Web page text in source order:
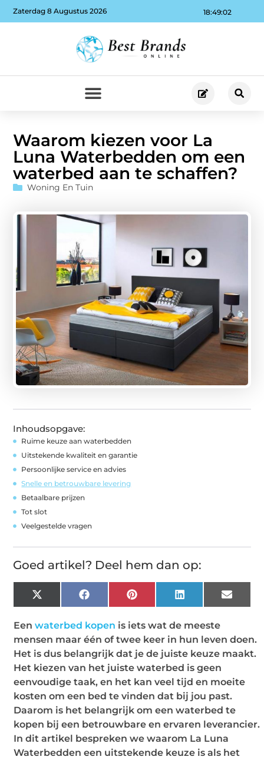
18:49:03
Zaterdag 8 Augustus 2026
Waarom kiezen voor La
Luna Waterbedden om een
waterbed aan te schaffen?
Woning En Tuin
Inhoudsopgave:
Ruime keuze aan waterbedden
Uitstekende kwaliteit en garantie
Persoonlijke service en advies
Snelle en betrouwbare levering
Betaalbare prijzen
Tot slot
Veelgestelde vragen
Goed artikel? Deel hem dan op:
X
(Twitter)
FacebookPinterest LinkedIn Email
Eenwaterbed kopen is iets wat de meeste
mensen maar één of twee keer in hun leven doen.
Het is dus belangrijk dat je de juiste keuze maakt.
Het kiezen van het juiste waterbed is geen
eenvoudige taak, en het kan veel tijd en moeite
kosten om een bed te vinden dat bij jou past.
Daarom is het belangrijk om een waterbed te
kopen bij een betrouwbare en ervaren leverancier.
In dit artikel bespreken we waarom La Luna
Waterbedden een uitstekende keuze is als het